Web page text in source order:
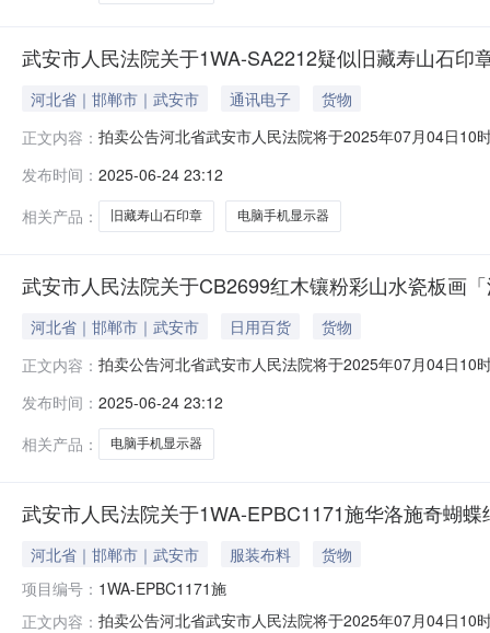
武安市人民法院关于1WA-SA2212疑似旧藏寿山石印
河北省｜邯郸市｜武安市 通讯电子
货物
正文内容： 拍卖公告河北省武安市人民法院将于2025年07月04日10
示页中的市场价仅为平台默认填写，不能作为实际市场
图片
发布时间： 2025-06-24 23:12
相关产品：
旧藏寿山石印章 电脑手机显示器
武安市人民法院关于CB2699红木镶粉彩山水瓷板画
河北省｜邯郸市｜武安市 日用百货
货物
正文内容： 拍卖公告河北省武安市人民法院将于2025年07月04日10
示页中的市场价仅为平台默认填写，不能作为实际市场
图片
发布时间： 2025-06-24 23:12
相关产品：
电脑手机显示器
武安市人民法院关于1WA-EPBC1171施华洛施奇蝴
河北省｜邯郸市｜武安市 服装布料
货物
项目编号： 1WA-EPBC1171施
正文内容： 拍卖公告河北省武安市人民法院将于2025年07月04日10